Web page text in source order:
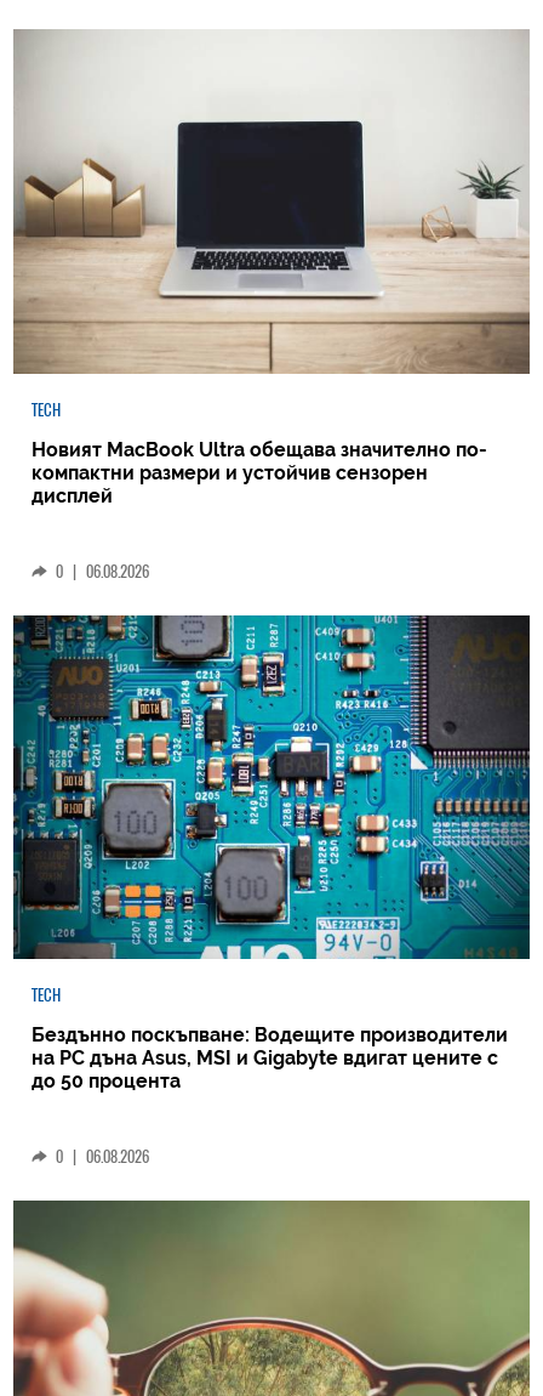
TECH
Новият MacBook Ultra обещава значително по-
компактни размери и устойчив сензорен
дисплей
0 | 06.08.2026
TECH
Бездънно поскъпване: Водещите производители
на РС дъна Asus, MSI и Gigabyte вдигат цените с
до 50 процента
0 06.08.2026